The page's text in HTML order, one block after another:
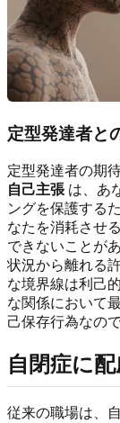
定型発達者と
定型発達者の期
自己主張は、あ
ングを保護する
なたを消耗させ
できないことが
状況から離れる
な境界線は利己
な関係において
己保存行為なので
自閉症に
従来の職場は、